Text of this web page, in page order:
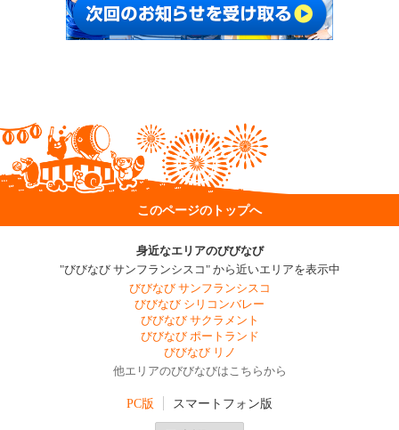
このページのトップへ
身近なエリアのびびなび
"びびなび サンフランシスコ" から近いエリアを表示中
びびなび サンフランシスコ
びびなび シリコンバレー
びびなび サクラメント
びびなび ポートランド
びびなび リノ
他エリアのびびなびはこちらから
PC版 スマートフォン版